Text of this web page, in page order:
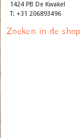
1424 PB De Kwakel
T: +31 206893496
Zoeken in de shop